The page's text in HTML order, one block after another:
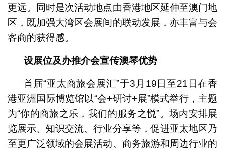
更远。同时是次活动地点由香港地区延伸至澳门地
区，既加强大湾区会展间的联动发展，亦丰富与会
客商的获得感。
设展位及办推介会宣传澳琴优势
首届“亚太商旅会展汇”于3月19日至21日在香
港亚洲国际博览馆以“会+研讨+展”模式举行，主题
为“你的商旅之乐，我们的服务之悦”。场内安排展
览展示、知识交流、行业分享等，促进亚太地区乃
至更广泛领域的会展活动、商务旅游和周边行业的